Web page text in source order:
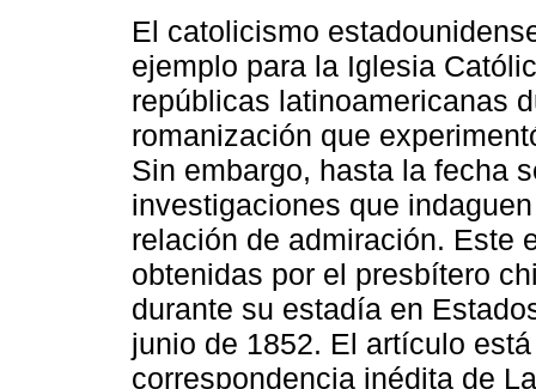
El catolicismo
ejemplo para la Iglesia
repúblicas latinoamericanas
romanización que
Sin embargo, hasta la fecha
investigaciones que
relación de admiración. Este
obtenidas por el presbítero
durante su estadía en
junio de 1852. El artículo
correspondencia inédita de